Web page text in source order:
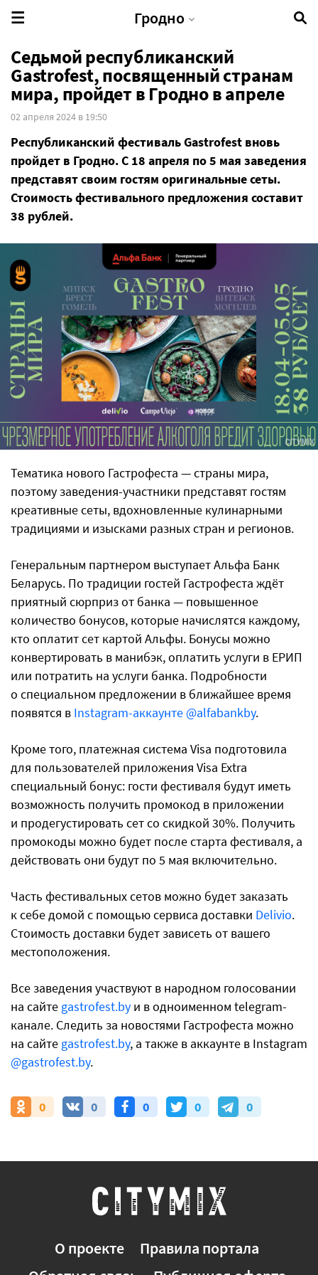
Гродно
Седьмой республиканский
Gastrofest, посвященный странам
мира, пройдет в Гродно в апреле
02 апреля 2024 в 19:50
Республиканский фестиваль Gastrofest вновь
пройдет в Гродно. С 18 апреля по 5 мая заведения
представят своим гостям оригинальные сеты.
Стоимость фестивального предложения составит
38 рублей.
Тематика нового Гастрофеста — страны мира,
поэтому заведения-участники представят гостям
креативные сеты, вдохновленные кулинарными
традициями и изысками разных стран и регионов.
Генеральным партнером выступает Альфа Банк
Беларусь. По традиции гостей Гастрофеста ждёт
приятный сюрприз от банка — повышенное
количество бонусов, которые начислятся каждому,
кто оплатит сет картой Альфы. Бонусы можно
конвертировать в манибэк, оплатить услуги в ЕРИП
или потратить на услуги банка. Подробности
о специальном предложении в ближайшее время
появятся в Instagram-аккаунте @alfabankby.
Кроме того, платежная система Visa подготовила
для пользователей приложения Visa Extra
специальный бонус: гости фестиваля будут иметь
возможность получить промокод в приложении
и продегустировать сет со скидкой 30%. Получить
промокоды можно будет после старта фестиваля, а
действовать они будут по 5 мая включительно.
Часть фестивальных сетов можно будет заказать
к себе домой с помощью сервиса доставки Delivio.
Стоимость доставки будет зависеть от вашего
местоположения.
Все заведения участвуют в народном голосовании
на сайте gastrofest.by и в одноименном telegram-
канале. Следить за новостями Гастрофеста можно
на сайте gastrofest.by, а также в аккаунте в Instagram
@gastrofest.by.
0 0 0 0 0
О проекте
Правила портала